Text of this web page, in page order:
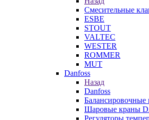
Смесительные
ESBE
STOUT
VALTEC
WESTER
ROMMER
MUT
Danfoss
Назад
Danfoss
Шаровые краны
Регуляторы